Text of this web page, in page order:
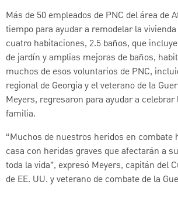
Más de 50 empleados de PNC del área de
tiempo para ayudar a remodelar la
cuatro habitaciones, 2.5 baños, que
de jardín y amplias mejoras de baños,
muchos de esos voluntarios de PNC,
regional de Georgia y el veterano de la
Meyers, regresaron para ayudar a celebrar
familia.
“Muchos de nuestros heridos en combate
casa con heridas graves que afectarán a
toda la vida”, expresó Meyers, capitán del
de EE. UU. y veterano de combate de la